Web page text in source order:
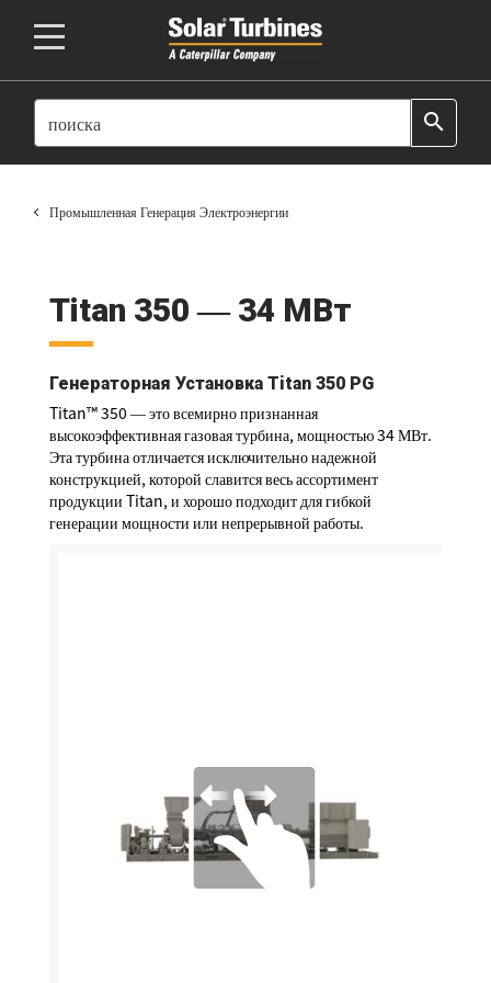
SEARCH search
Промышленная Генерация Электроэнергии
Titan 350 ― 34 МВт
Генераторная Установка Titan 350 PG
Titan™ 350 ― это всемирно признанная
высокоэффективная газовая турбина, мощностью 34 МВт.
Эта турбина отличается исключительно надежной
конструкцией, которой славится весь ассортимент
продукции Titan, и хорошо подходит для гибкой
генерации мощности или непрерывной работы.